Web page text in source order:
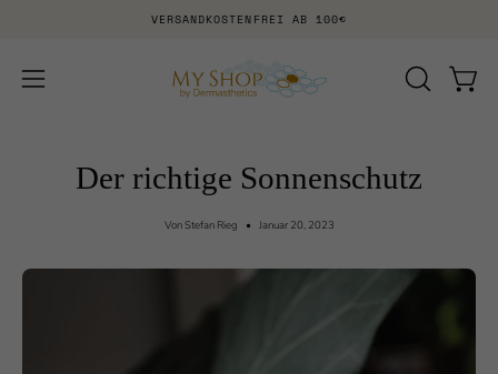
VERSANDKOSTENFREI AB 100€
Navigationsmenü
Der richtige Sonnenschutz
Von Stefan Rieg Januar 20, 2023